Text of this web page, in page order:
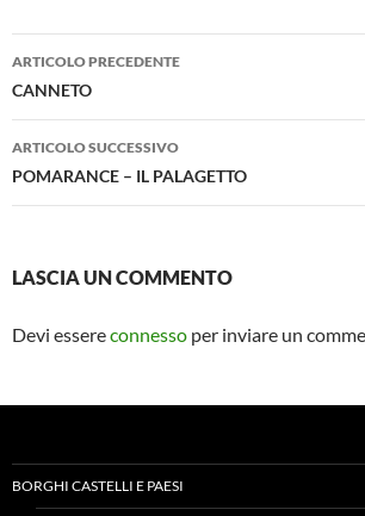
Navigazione
articolo
ARTICOLO PRECEDENTE
CANNETO
ARTICOLO SUCCESSIVO
POMARANCE – IL PALAGETTO
LASCIA UN COMMENTO
Devi essereconnesso per inviare un
BORGHI CASTELLI E PAESI